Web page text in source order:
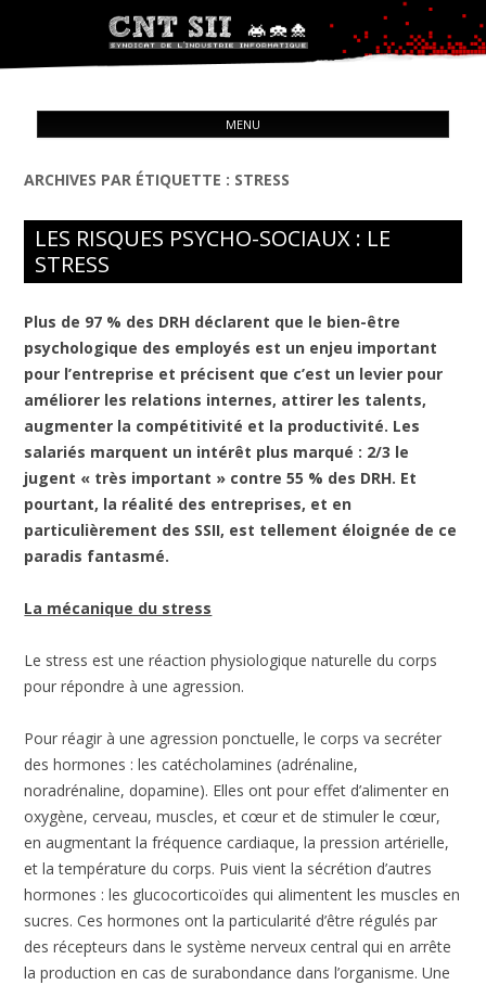
CNT – Solidarité Ouvrière
MENU
ARCHIVES PAR ÉTIQUETTE : STRESS
LES RISQUES PSYCHO-SOCIAUX : LE
STRESS
Plus de 97 % des DRH déclarent que le bien-être
psychologique des employés est un enjeu important
pour l’entreprise et précisent que c’est un levier pour
améliorer les relations internes, attirer les talents,
augmenter la compétitivité et la productivité. Les
salariés marquent un intérêt plus marqué : 2/3 le
jugent « très important » contre 55 % des DRH. Et
pourtant, la réalité des entreprises, et en
particulièrement des SSII, est tellement éloignée de ce
paradis fantasmé.
La mécanique du stress
Le stress est une réaction physiologique naturelle du corps
pour répondre à une agression.
Pour réagir à une agression ponctuelle, le corps va secréter
des hormones : les catécholamines (adrénaline,
noradrénaline, dopamine). Elles ont pour effet d’alimenter en
oxygène, cerveau, muscles, et cœur et de stimuler le cœur,
en augmentant la fréquence cardiaque, la pression artérielle,
et la température du corps. Puis vient la sécrétion d’autres
hormones : les glucocorticoïdes qui alimentent les muscles en
sucres. Ces hormones ont la particularité d’être régulés par
des récepteurs dans le système nerveux central qui en arrête
la production en cas de surabondance dans l’organisme. Une